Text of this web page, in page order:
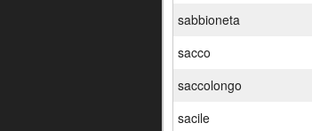
sabbioneta
sacco
saccolongo
sacile